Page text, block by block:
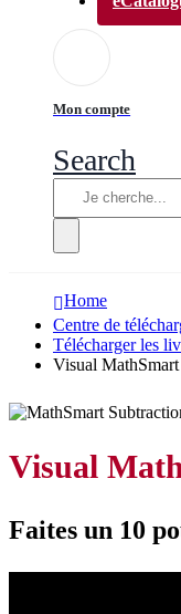
Mon compte
Search
Home
Centre de
Télécharger les
Visual
Visual
Faites un 10